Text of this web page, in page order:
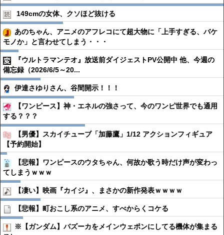
149cmの女体、クソほど抜ける
あのちゃん、アニメのアフレコにて超大物に「上手すぎる、バケ
モノか」と言わせてしまう・・・
『ウルトラマンテオ』放送前ダイジェストPV公開中 他、今週の
備忘録（2026/6/5～20...
伊達さゆりさん、谷間開示！！！
【ワンピース】神・エネルの強さって、今のワンピ世界でも通用
する？？？
【男優】スカイチューブ「加藤鷹」1/12 アクションフィギュア
【予約開始】
【悲報】ワンピースのウタちゃん、何故か歌う時だけ声が変わっ
てしまうｗｗｗ
【凄い】映画『カイジ』、まさかの新作発表ｗｗｗｗ
【悲報】町おこし系のアニメ、すべからくコケる
※【ガンダム】バズーカをメインウェポンにしてる機体が集まる